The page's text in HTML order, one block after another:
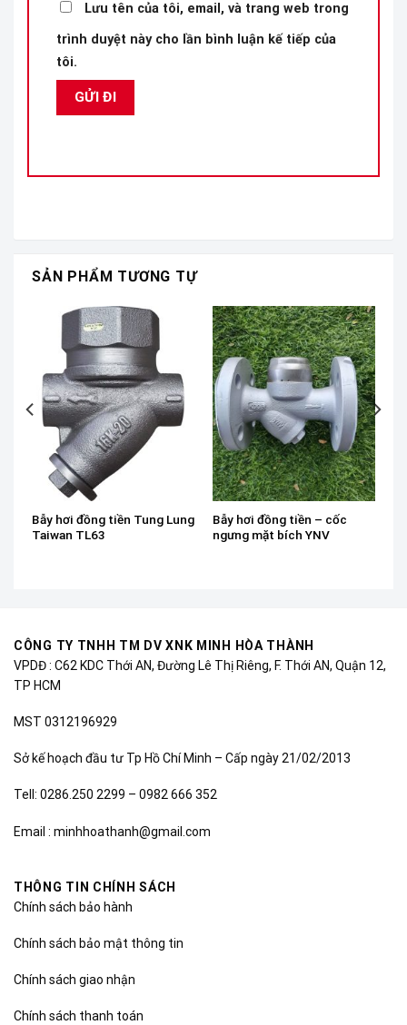
Lưu tên của tôi, email, và trang web trong
trình duyệt này cho lần bình luận kế tiếp của
tôi.
SẢN PHẨM TƯƠNG TỰ
Bẫy hơi đồng tiền Tung Lung
Taiwan TL63
Bẫy hơi đồng tiền – cốc
ngưng mặt bích YNV
CÔNG TY TNHH TM DV XNK MINH HÒA THÀNH
VPDĐ : C62 KDC Thới AN, Đường Lê Thị Riêng, F. Thới AN, Quận 12,
TP HCM
MST 0312196929
Sở kế hoạch đầu tư Tp Hồ Chí Minh – Cấp ngày 21/02/2013
Tell: 0286.250 2299 – 0982 666 352
Email : minhhoathanh@gmail.com
THÔNG TIN CHÍNH SÁCH
Chính sách bảo hành
Chính sách bảo mật thông tin
Chính sách giao nhận
Chính sách thanh toán